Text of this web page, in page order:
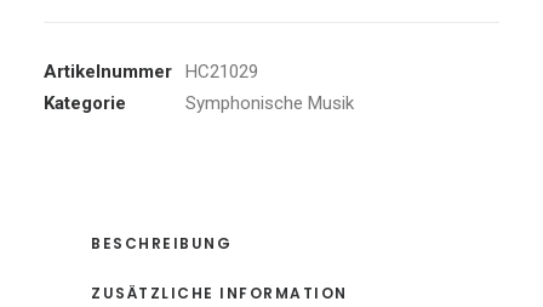
Artikelnummer
HC21029
Kategorie
Symphonische Musik
BESCHREIBUNG
ZUSÄTZLICHE INFORMATION